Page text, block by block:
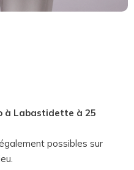
à Labastidette à 25
possibles sur